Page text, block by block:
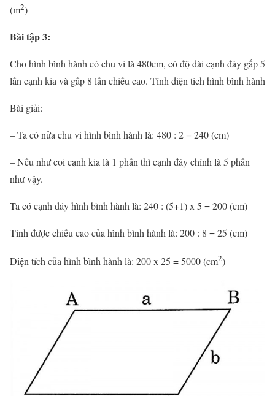
(m2)
Bài tập 3:
Cho hình bình hành có chu vi là 480cm, có độ dài cạnh đáy gấp 5
lần cạnh kia và gấp 8 lần chiều cao. Tính diện tích hình bình hành
Bài giải:
– Ta có nửa chu vi hình bình hành là: 480 : 2 = 240 (cm)
– Nếu như coi cạnh kia là 1 phần thì cạnh đáy chính là 5 phần
như vậy.
Ta có cạnh đáy hình bình hành là: 240 : (5+1) x 5 = 200 (cm)
Tính được chiều cao của hình bình hành là: 200 : 8 = 25 (cm)
Diện tích của hình bình hành là: 200 x 25 = 5000 (cm2)